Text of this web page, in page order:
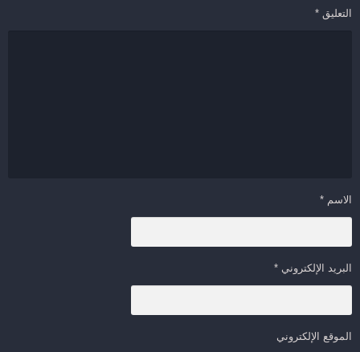
التعليق *
الاسم *
البريد الإلكتروني *
الموقع الإلكتروني